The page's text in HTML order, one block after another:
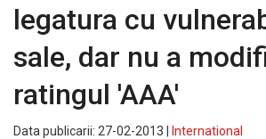
legatura cu
sale, dar nu a
ratingul 'AAA'
Data publicarii: 27-02-2013 |
International